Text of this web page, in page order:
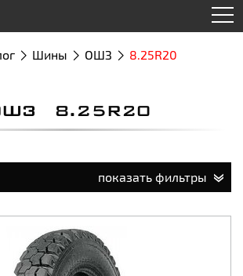
Шины ОШЗ 8.25R20
8.25R20
показать фильтры